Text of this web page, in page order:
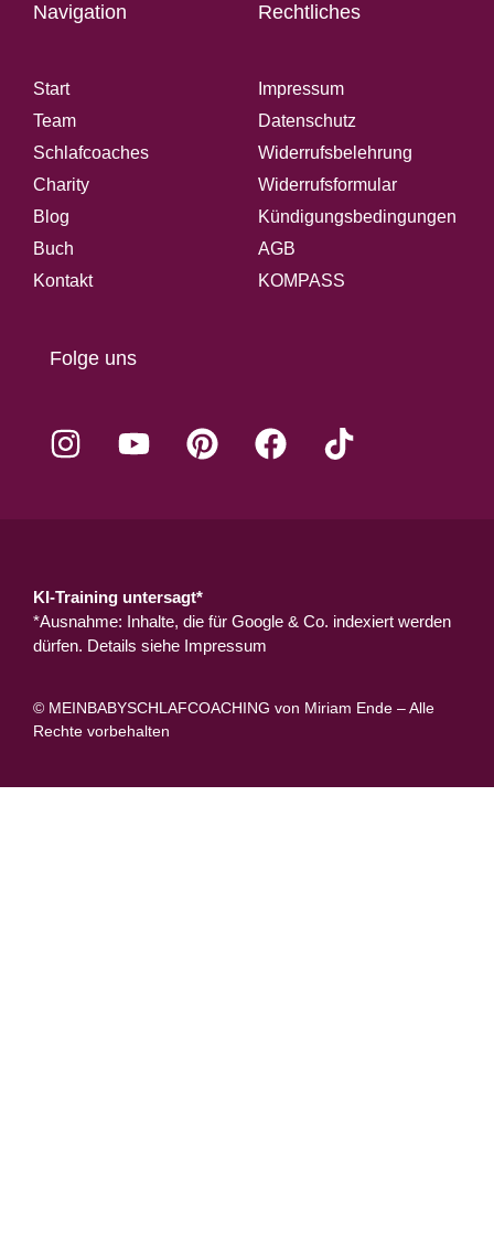
Navigation
Start
Team
Schlafcoaches
Charity
Blog
Buch
Kontakt
Rechtliches
Impressum
Datenschutz
Widerrufsbelehrung
Widerrufsformular
Kündigungsbedingungen
AGB
KOMPASS
Folge uns
KI-Training untersagt*
*Ausnahme: Inhalte, die für Google & Co. indexiert werden
dürfen. Details siehe Impressum
© MEINBABYSCHLAFCOACHING von Miriam Ende – Alle
Rechte vorbehalten